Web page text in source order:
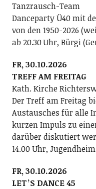
Tanzrausch-Team
Danceparty Ü40 mit
von den 1950-2026
ab 20.30 Uhr, Bürgi
FR, 30.10.2026
TREFF AM FREITAG
Kath. Kirche
Der Treff am Freitag
Austausches für alle
kurzen Impuls zu
darüber diskutiert
14.00 Uhr,
FR, 30.10.2026
LETʼS DANCE 45